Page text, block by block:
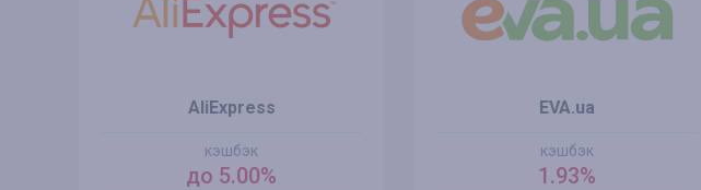
AliExpress
кэшбэк
до 5.00%
EVA.ua
кэшбэк
1.93%